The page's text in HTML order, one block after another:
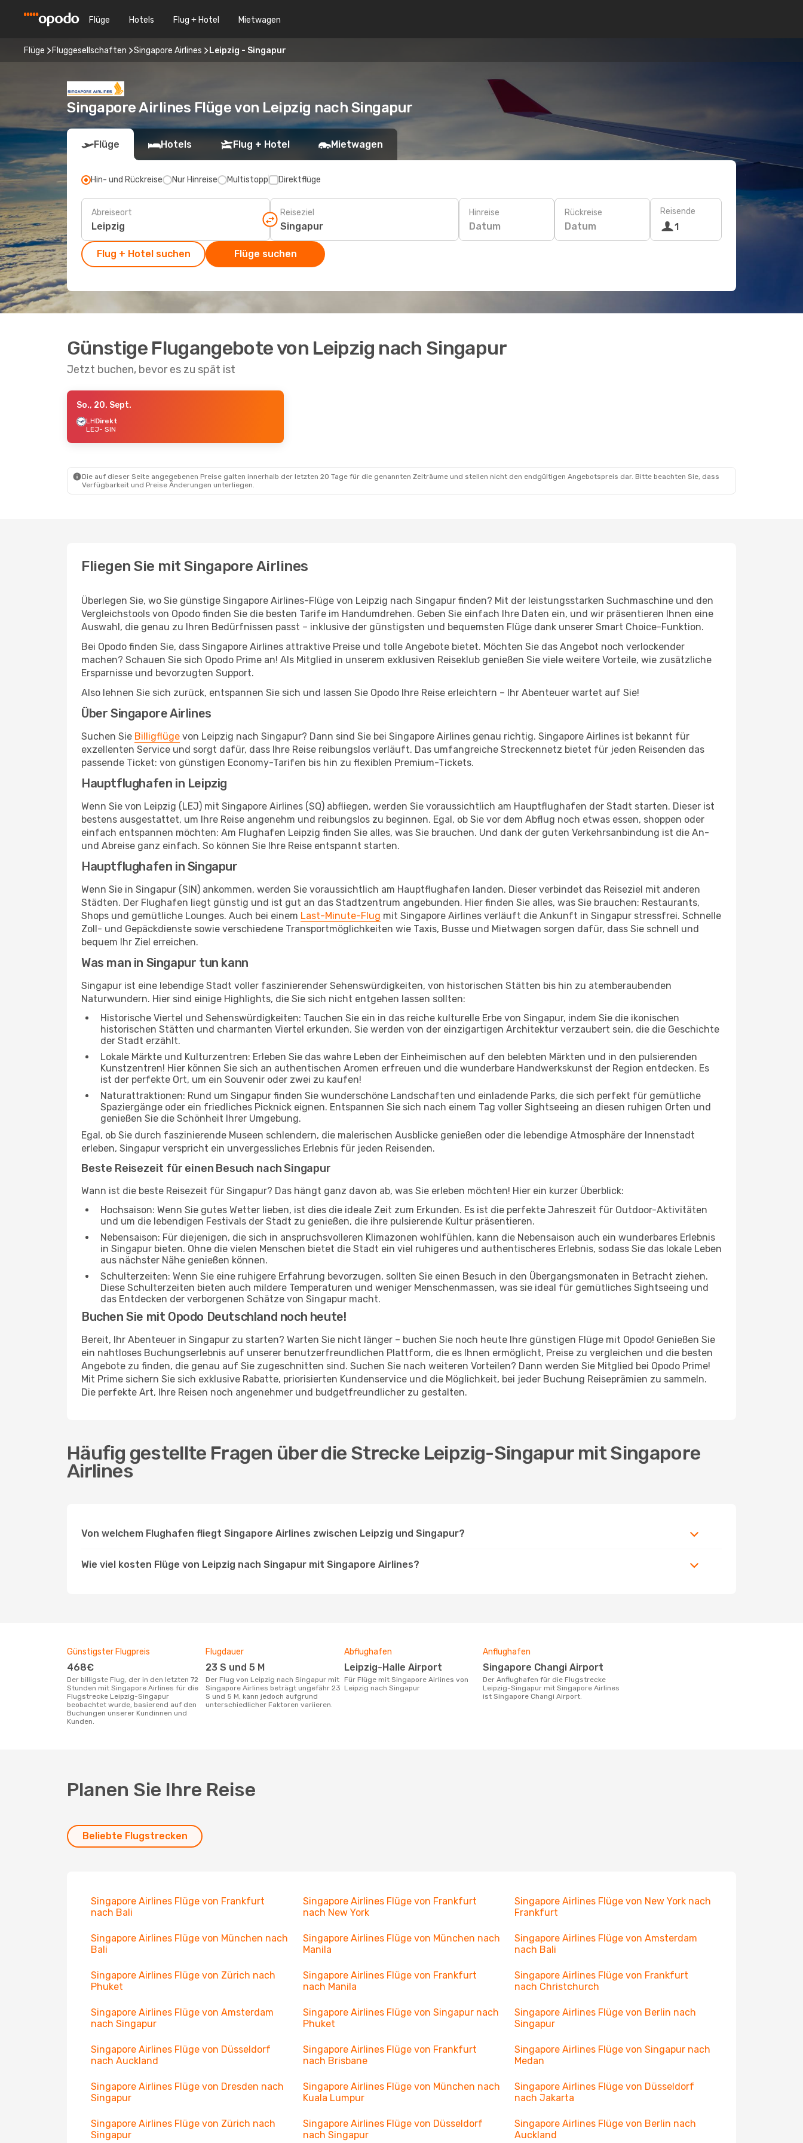
Flüge Hotels Flug + Hotel Mietwagen
Flüge Fluggesellschaften Singapore Airlines Leipzig - Singapur
Singapore Airlines Flüge von Leipzig nach Singapur
Flüge Hotels Flug + Hotel Mietwagen
Hin- und Rückreise Nur Hinreise Multistopp Direktflüge
Abreiseort Reiseziel Hinreise
Datum
Rückreise
Datum
Reisende
1
Flug + Hotel suchen Flüge suchen
Günstige Flugangebote von Leipzig nach Singapur
Jetzt buchen, bevor es zu spät ist
So., 20. Sept.
LHDirekt
LEJ- SIN
Die auf dieser Seite angegebenen Preise galten innerhalb der letzten 20 Tage für die genannten Zeiträume und stellen nicht den endgültigen Angebotspreis dar. Bitte beachten Sie, dass
Verfügbarkeit und Preise Änderungen unterliegen.
Fliegen Sie mit Singapore Airlines
Überlegen Sie, wo Sie günstige Singapore Airlines-Flüge von Leipzig nach Singapur finden? Mit der leistungsstarken Suchmaschine und den
Vergleichstools von Opodo finden Sie die besten Tarife im Handumdrehen. Geben Sie einfach Ihre Daten ein, und wir präsentieren Ihnen eine
Auswahl, die genau zu Ihren Bedürfnissen passt – inklusive der günstigsten und bequemsten Flüge dank unserer Smart Choice-Funktion.
Bei Opodo finden Sie, dass Singapore Airlines attraktive Preise und tolle Angebote bietet. Möchten Sie das Angebot noch verlockender
machen? Schauen Sie sich Opodo Prime an! Als Mitglied in unserem exklusiven Reiseklub genießen Sie viele weitere Vorteile, wie zusätzliche
Ersparnisse und bevorzugten Support.
Also lehnen Sie sich zurück, entspannen Sie sich und lassen Sie Opodo Ihre Reise erleichtern – Ihr Abenteuer wartet auf Sie!
Über Singapore Airlines
Suchen Sie Billigflüge von Leipzig nach Singapur? Dann sind Sie bei Singapore Airlines genau richtig. Singapore Airlines ist bekannt für
exzellenten Service und sorgt dafür, dass Ihre Reise reibungslos verläuft. Das umfangreiche Streckennetz bietet für jeden Reisenden das
passende Ticket: von günstigen Economy-Tarifen bis hin zu flexiblen Premium-Tickets.
Hauptflughafen in Leipzig
Wenn Sie von Leipzig (LEJ) mit Singapore Airlines (SQ) abfliegen, werden Sie voraussichtlich am Hauptflughafen der Stadt starten. Dieser ist
bestens ausgestattet, um Ihre Reise angenehm und reibungslos zu beginnen. Egal, ob Sie vor dem Abflug noch etwas essen, shoppen oder
einfach entspannen möchten: Am Flughafen Leipzig finden Sie alles, was Sie brauchen. Und dank der guten Verkehrsanbindung ist die An-
und Abreise ganz einfach. So können Sie Ihre Reise entspannt starten.
Hauptflughafen in Singapur
Wenn Sie in Singapur (SIN) ankommen, werden Sie voraussichtlich am Hauptflughafen landen. Dieser verbindet das Reiseziel mit anderen
Städten. Der Flughafen liegt günstig und ist gut an das Stadtzentrum angebunden. Hier finden Sie alles, was Sie brauchen: Restaurants,
Shops und gemütliche Lounges. Auch bei einem Last-Minute-Flug mit Singapore Airlines verläuft die Ankunft in Singapur stressfrei. Schnelle
Zoll- und Gepäckdienste sowie verschiedene Transportmöglichkeiten wie Taxis, Busse und Mietwagen sorgen dafür, dass Sie schnell und
bequem Ihr Ziel erreichen.
Was man in Singapur tun kann
Singapur ist eine lebendige Stadt voller faszinierender Sehenswürdigkeiten, von historischen Stätten bis hin zu atemberaubenden
Naturwundern. Hier sind einige Highlights, die Sie sich nicht entgehen lassen sollten:
Historische Viertel und Sehenswürdigkeiten: Tauchen Sie ein in das reiche kulturelle Erbe von Singapur, indem Sie die ikonischen
historischen Stätten und charmanten Viertel erkunden. Sie werden von der einzigartigen Architektur verzaubert sein, die die Geschichte
der Stadt erzählt.
Lokale Märkte und Kulturzentren: Erleben Sie das wahre Leben der Einheimischen auf den belebten Märkten und in den pulsierenden
Kunstzentren! Hier können Sie sich an authentischen Aromen erfreuen und die wunderbare Handwerkskunst der Region entdecken. Es
ist der perfekte Ort, um ein Souvenir oder zwei zu kaufen!
Naturattraktionen: Rund um Singapur finden Sie wunderschöne Landschaften und einladende Parks, die sich perfekt für gemütliche
Spaziergänge oder ein friedliches Picknick eignen. Entspannen Sie sich nach einem Tag voller Sightseeing an diesen ruhigen Orten und
genießen Sie die Schönheit Ihrer Umgebung.
Egal, ob Sie durch faszinierende Museen schlendern, die malerischen Ausblicke genießen oder die lebendige Atmosphäre der Innenstadt
erleben, Singapur verspricht ein unvergessliches Erlebnis für jeden Reisenden.
Beste Reisezeit für einen Besuch nach Singapur
Wann ist die beste Reisezeit für Singapur? Das hängt ganz davon ab, was Sie erleben möchten! Hier ein kurzer Überblick:
Hochsaison: Wenn Sie gutes Wetter lieben, ist dies die ideale Zeit zum Erkunden. Es ist die perfekte Jahreszeit für Outdoor-Aktivitäten
und um die lebendigen Festivals der Stadt zu genießen, die ihre pulsierende Kultur präsentieren.
Nebensaison: Für diejenigen, die sich in anspruchsvolleren Klimazonen wohlfühlen, kann die Nebensaison auch ein wunderbares Erlebnis
in Singapur bieten. Ohne die vielen Menschen bietet die Stadt ein viel ruhigeres und authentischeres Erlebnis, sodass Sie das lokale Leben
aus nächster Nähe genießen können.
Schulterzeiten: Wenn Sie eine ruhigere Erfahrung bevorzugen, sollten Sie einen Besuch in den Übergangsmonaten in Betracht ziehen.
Diese Schulterzeiten bieten auch mildere Temperaturen und weniger Menschenmassen, was sie ideal für gemütliches Sightseeing und
das Entdecken der verborgenen Schätze von Singapur macht.
Buchen Sie mit Opodo Deutschland noch heute!
Bereit, Ihr Abenteuer in Singapur zu starten? Warten Sie nicht länger – buchen Sie noch heute Ihre günstigen Flüge mit Opodo! Genießen Sie
ein nahtloses Buchungserlebnis auf unserer benutzerfreundlichen Plattform, die es Ihnen ermöglicht, Preise zu vergleichen und die besten
Angebote zu finden, die genau auf Sie zugeschnitten sind. Suchen Sie nach weiteren Vorteilen? Dann werden Sie Mitglied bei Opodo Prime!
Mit Prime sichern Sie sich exklusive Rabatte, priorisierten Kundenservice und die Möglichkeit, bei jeder Buchung Reiseprämien zu sammeln.
Die perfekte Art, Ihre Reisen noch angenehmer und budgetfreundlicher zu gestalten.
Häufig gestellte Fragen über die Strecke Leipzig-Singapur mit Singapore
Airlines
Von welchem Flughafen fliegt Singapore Airlines zwischen Leipzig und Singapur?
Wie viel kosten Flüge von Leipzig nach Singapur mit Singapore Airlines?
Günstigster Flugpreis
468€
Der billigste Flug, der in den letzten 72
Stunden mit Singapore Airlines für die
Flugstrecke Leipzig-Singapur
beobachtet wurde, basierend auf den
Buchungen unserer Kundinnen und
Kunden.
Flugdauer
23 S und 5 M
Der Flug von Leipzig nach Singapur mit
Singapore Airlines beträgt ungefähr 23
S und 5 M, kann jedoch aufgrund
unterschiedlicher Faktoren variieren.
Abflughafen
Leipzig-Halle Airport
Für Flüge mit Singapore Airlines von
Leipzig nach Singapur
Anflughafen
Singapore Changi Airport
Der Anflughafen für die Flugstrecke
Leipzig-Singapur mit Singapore Airlines
ist Singapore Changi Airport.
Planen Sie Ihre Reise
Beliebte Flugstrecken
Singapore Airlines Flüge von Frankfurt
nach Bali
Singapore Airlines Flüge von Frankfurt
nach New York
Singapore Airlines Flüge von New York nach
Frankfurt
Singapore Airlines Flüge von München nach
Bali
Singapore Airlines Flüge von München nach
Manila
Singapore Airlines Flüge von Amsterdam
nach Bali
Singapore Airlines Flüge von Zürich nach
Phuket
Singapore Airlines Flüge von Frankfurt
nach Manila
Singapore Airlines Flüge von Frankfurt
nach Christchurch
Singapore Airlines Flüge von Amsterdam
nach Singapur
Singapore Airlines Flüge von Singapur nach
Phuket
Singapore Airlines Flüge von Berlin nach
Singapur
Singapore Airlines Flüge von Düsseldorf
nach Auckland
Singapore Airlines Flüge von Frankfurt
nach Brisbane
Singapore Airlines Flüge von Singapur nach
Medan
Singapore Airlines Flüge von Dresden nach
Singapur
Singapore Airlines Flüge von München nach
Kuala Lumpur
Singapore Airlines Flüge von Düsseldorf
nach Jakarta
Singapore Airlines Flüge von Zürich nach
Singapur
Singapore Airlines Flüge von Düsseldorf
nach Singapur
Singapore Airlines Flüge von Berlin nach
Auckland